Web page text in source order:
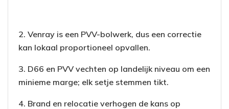
2. Venray is een PVV-bolwerk, dus een correctie
kan lokaal proportioneel opvallen.
3. D66 en PVV vechten op landelijk niveau om een
minieme marge; elk setje stemmen tikt.
4. Brand en relocatie verhogen de kans op